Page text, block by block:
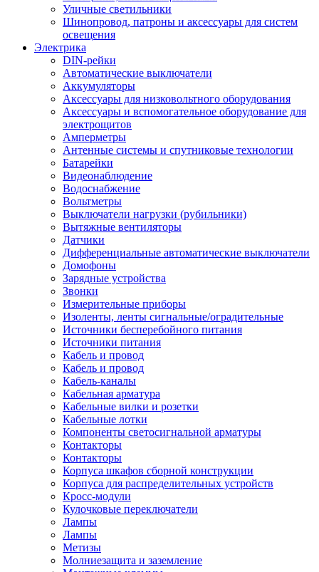
Уличные светильники
Шинопровод, патроны и аксессуары для систем
освещения
Электрика
DIN-рейки
Автоматические выключатели
Аккумуляторы
Аксессуары для низковольтного оборудования
Аксессуары и вспомогательное оборудование для
электрощитов
Амперметры
Антенные системы и спутниковые технологии
Батарейки
Видеонаблюдение
Водоснабжение
Вольтметры
Выключатели нагрузки (рубильники)
Вытяжные вентиляторы
Датчики
Дифференциальные автоматические выключатели
Домофоны
Зарядные устройства
Звонки
Измерительные приборы
Изоленты, ленты сигнальные/оградительные
Источники бесперебойного питания
Источники питания
Кабель и провод
Кабель и провод
Кабель-каналы
Кабельная арматура
Кабельные вилки и розетки
Кабельные лотки
Компоненты светосигнальной арматуры
Контакторы
Контакторы
Корпуса шкафов сборной конструкции
Корпуса для распределительных устройств
Кросс-модули
Кулочковые переключатели
Лампы
Лампы
Метизы
Молниезащита и заземление